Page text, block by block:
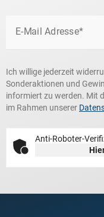
E-Mail Adresse*
Ich willige jederzeit
Sonderaktionen und
informiert zu werden. Mit
im Rahmen unserer
Anti-Roboter-